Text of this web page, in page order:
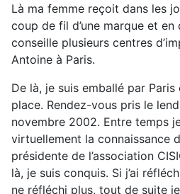
Là ma femme reçoit dans les
coup de fil d’une marque et
conseille plusieurs centres
Antoine à Paris.
De là, je suis emballé par
place. Rendez-vous pris le
novembre 2002. Entre temps
virtuellement la connaissance
présidente de l’association
là, je suis conquis. Si j’ai
ne réfléchi plus, tout de suite